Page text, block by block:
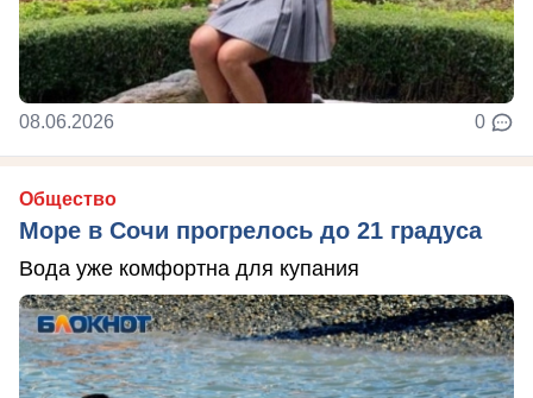
08.06.2026 0
Общество
Море в Сочи прогрелось до 21 градуса
Вода уже комфортна для купания